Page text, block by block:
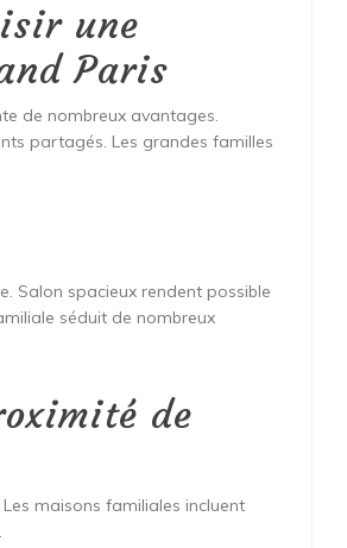
une
Paris
de nombreux avantages.
partagés. Les grandes familles
Salon spacieux rendent possible
séduit de nombreux
de
maisons familiales incluent